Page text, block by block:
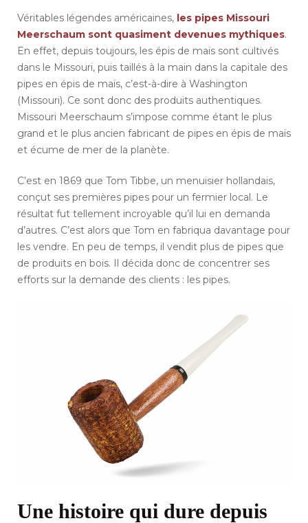
Véritables légendes américaines, les pipes Missouri
Meerschaum sont quasiment devenues mythiques.
En effet, depuis toujours, les épis de maïs sont cultivés
dans le Missouri, puis taillés à la main dans la capitale des
pipes en épis de maïs, c’est-à-dire à Washington
(Missouri). Ce sont donc des produits authentiques.
Missouri Meerschaum s’impose comme étant le plus
grand et le plus ancien fabricant de pipes en épis de maïs
et écume de mer de la planète.
C’est en 1869 que Tom Tibbe, un menuisier hollandais,
conçut ses premières pipes pour un fermier local. Le
résultat fut tellement incroyable qu’il lui en demanda
d’autres. C’est alors que Tom en fabriqua davantage pour
les vendre. En peu de temps, il vendit plus de pipes que
de produits en bois. Il décida donc de concentrer ses
efforts sur la demande des clients : les pipes.
Une histoire qui dure depuis